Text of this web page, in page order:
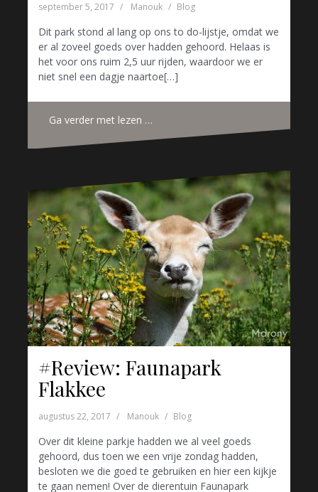
september 5, 2017 Manouk Blog
Dit park stond al lang op ons to do-lijstje, omdat we
er al zoveel goeds over hadden gehoord. Helaas is
het voor ons ruim 2,5 uur rijden, waardoor we er
niet snel een dagje naartoe[…]
Ga verder met lezen …
#Review: Faunapark
Flakkee
augustus 22, 2017 Manouk Blog
Over dit kleine parkje hadden we al veel goeds
gehoord, dus toen we een vrije zondag hadden,
besloten we die goed te gebruiken en hier een kijkje
te gaan nemen! Over de dierentuin Faunapark